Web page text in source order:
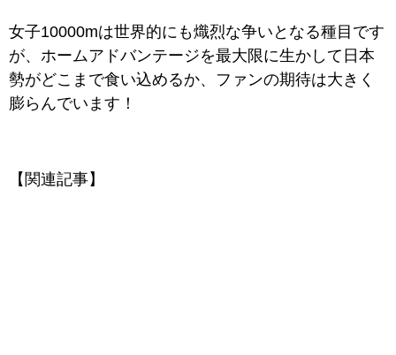
女子10000mは世界的にも熾烈な争いとなる種目です
が、ホームアドバンテージを最大限に生かして日本
勢がどこまで食い込めるか、ファンの期待は大きく
膨らんでいます！
【関連記事】